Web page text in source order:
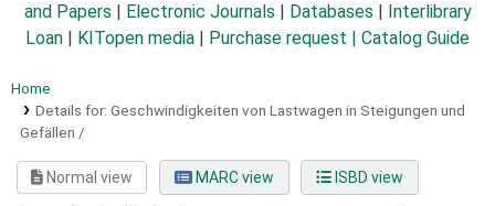
and Papers
Electronic Journals Databases
Interlibrary
Loan
KITopen media Purchase request | Catalog Guide
Home
Details for: Geschwindigkeiten von Lastwagen in Steigungen und
Gefällen /
Normal view MARC view ISBD view